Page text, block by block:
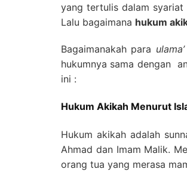
yang tertulis dalam syariat
Lalu bagaimana hukum
Bagaimanakah para ulama’
hukumnya sama dengan
ini :
Hukum Akikah Menurut
Hukum akikah adalah
Ahmad dan Imam Malik.
orang tua yang merasa